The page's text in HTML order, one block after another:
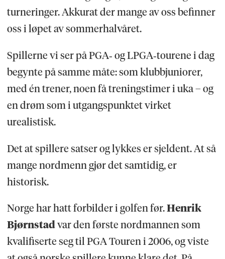
turneringer. Akkurat der mange av oss befinner
oss i løpet av sommerhalvåret.
Spillerne vi ser på PGA‑ og LPGA‑tourene i dag
begynte på samme måte: som klubbjuniorer,
med én trener, noen få treningstimer i uka – og
en drøm som i utgangspunktet virket
urealistisk.
Det at spillere satser og lykkes er sjeldent. At så
mange nordmenn gjør det samtidig, er
historisk.
Norge har hatt forbilder i golfen før.Henrik
Bjørnstadvar den første nordmannen som
kvalifiserte seg til PGA Touren i 2006, og viste